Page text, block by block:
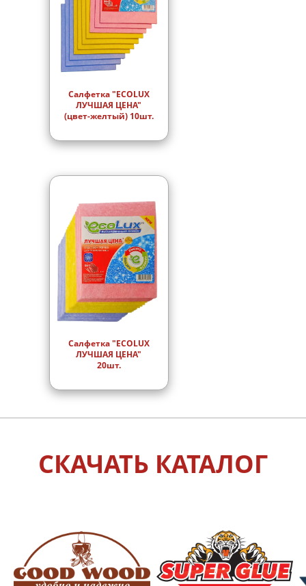
Салфетка "ECOLUX
ЛУЧШАЯ ЦЕНА"
(цвет-желтый) 10шт.
Салфетка "ECOLUX
ЛУЧШАЯ ЦЕНА"
20шт.
СКАЧАТЬ КАТАЛОГ